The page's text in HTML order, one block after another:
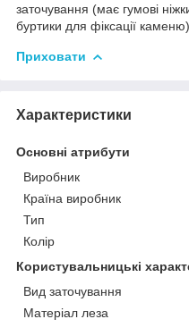
заточування (має гумові
буртики для фіксації каменю).
Приховати
Характеристики
Основні атрибути
Виробник
Країна виробник
Тип
Колір
Користувальницькі
Вид заточування
Матеріал леза